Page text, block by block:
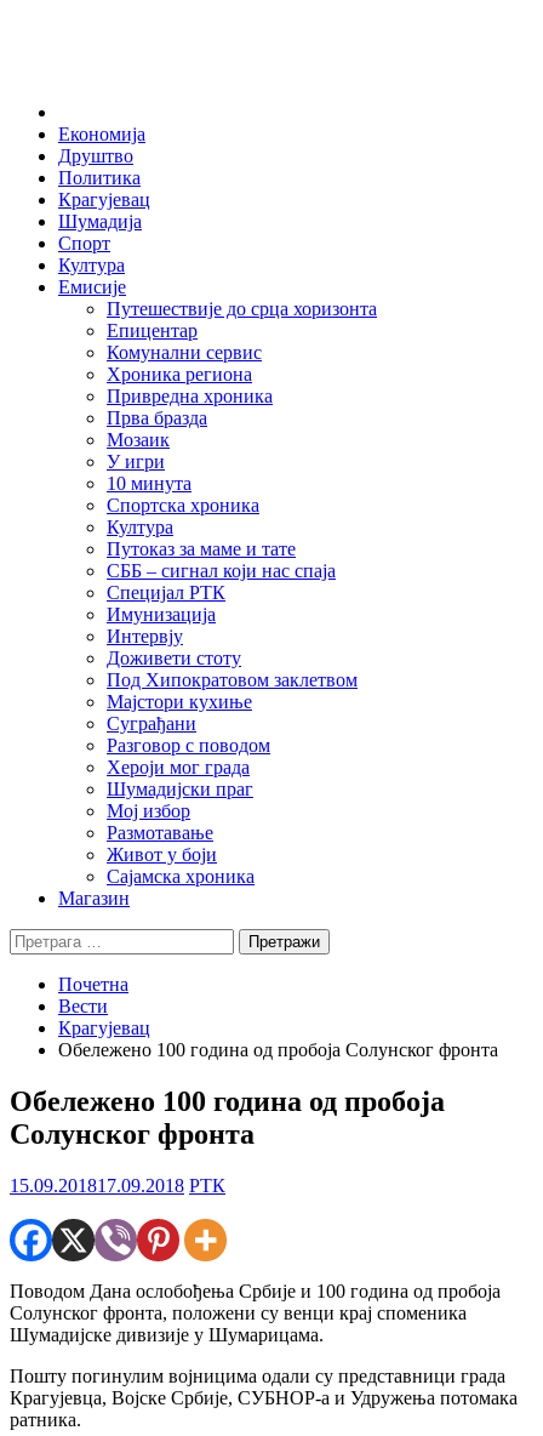
Економија
Друштво
Политика
Крагујевац
Шумадија
Спорт
Култура
Емисије
Путешествије до срца хоризонта
Епицентар
Комунални сервис
Хроника региона
Привредна хроника
Прва бразда
Мозаик
У игри
10 минута
Спортска хроника
Култура
Путоказ за маме и тате
СББ – сигнал који нас спаја
Специјал РТК
Имунизација
Интервју
Доживети стоту
Под Хипократовом заклетвом
Мајстори кухиње
Суграђани
Разговор с поводом
Хероји мог града
Шумадијски праг
Мој избор
Размотавање
Живот у боји
Сајамска хроника
Магазин
Претрага
за:
Почетна
Вести
Крагујевац
Обележено 100 година од пробоја Солунског фронта
Обележено 100 година од пробоја
Солунског фронта
15.09.201817.09.2018 РТК
Поводом Дана ослобођења Србије и 100 година од пробоја
Солунског фронта, положени су венци крај споменика
Шумадијске дивизије у Шумарицама.
Пошту погинулим војницима одали су представници града
Крагујевца, Војске Србије, СУБНОР-а и Удружења потомака
ратника.